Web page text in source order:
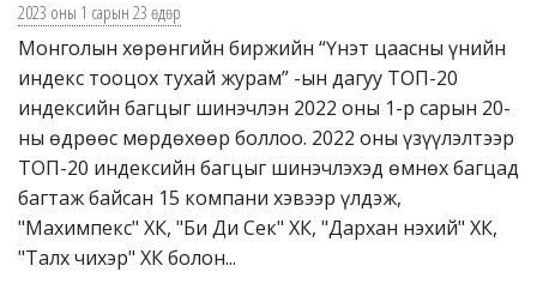
2023 оны 1 сарын 23 өдөр
Монголын хөрөнгийн биржийн “Үнэт цаасны үнийн
индекс тооцох тухай журам” -ын дагуу ТОП-20
индексийн багцыг шинэчлэн 2022 оны 1-р сарын 20-
ны өдрөөс мөрдөхөөр боллоо. 2022 оны үзүүлэлтээр
ТОП-20 индексийн багцыг шинэчлэхэд өмнөх багцад
багтаж байсан 15 компани хэвээр үлдэж,
"Махимпекс" ХК, "Би Ди Сек" ХК, "Дархан нэхий" ХК,
"Талх чихэр" ХК болон...